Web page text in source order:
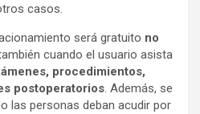
casos.
será gratuito no
cuando el usuario asista
procedimientos,
postoperatorios. Además, se
las personas deban acudir por